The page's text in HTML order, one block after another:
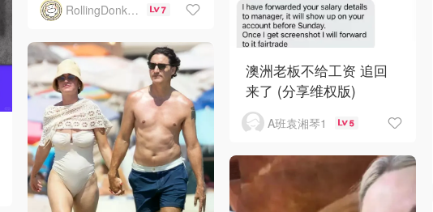
RollingDonkey 7
澳洲老板不给工资 追回
来了 (分享维权版)
A班袁湘琴1 5